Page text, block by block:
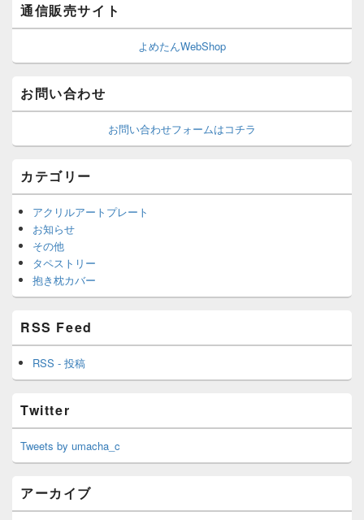
通信販売サイト
よめたんWebShop
お問い合わせ
お問い合わせフォームはコチラ
カテゴリー
アクリルアートプレート
お知らせ
その他
タペストリー
抱き枕カバー
RSS Feed
RSS - 投稿
Twitter
Tweets by umacha_c
アーカイブ